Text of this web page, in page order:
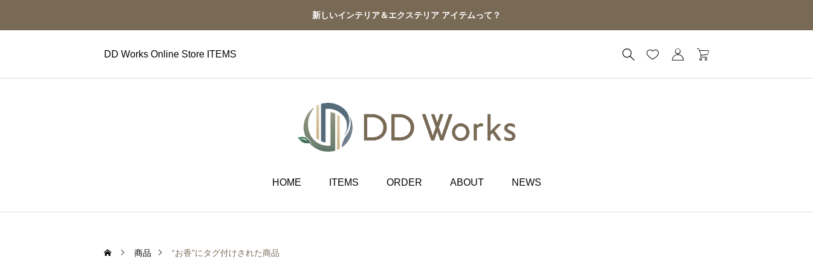
新しいインテリア＆エクステリア アイテムって？
DD Works Online Store ITEMS
HOME ITEMS ORDER ABOUT NEWS
商品 “お香”にタグ付けされた商品